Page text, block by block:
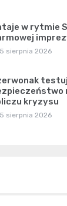
w rytmie
5 sierpnia 2026
kryzysu
5 sierpnia 2026